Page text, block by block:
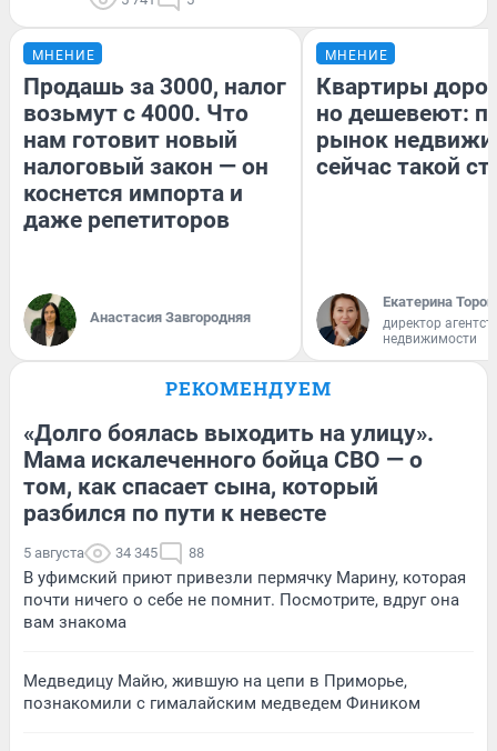
МНЕНИЕ
Продашь за 3000, налог
возьмут с 4000. Что
нам готовит новый
налоговый закон — он
коснется импорта и
даже репетиторов
Анастасия Завгородняя
МНЕНИЕ
Квартиры
но дешевеют:
рынок
сейчас такой
Екатерина
директор
недвижимости
РЕКОМЕНДУЕМ
«Долго боялась выходить на улицу».
Мама искалеченного бойца СВО — о
том, как спасает сына, который
разбился по пути к невесте
5 августа 34 345 88
В уфимский приют привезли пермячку Марину, которая
почти ничего о себе не помнит. Посмотрите, вдруг она
вам знакома
Медведицу Майю, жившую на цепи в Приморье,
познакомили с гималайским медведем Фиником